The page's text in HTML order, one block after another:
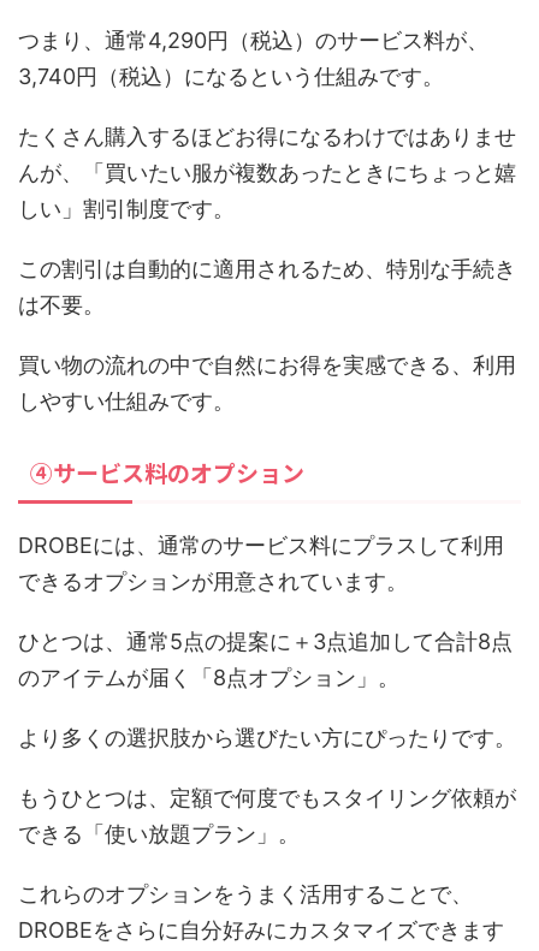
つまり、通常4,290円（税込）のサービス料が、
3,740円（税込）になるという仕組みです。
たくさん購入するほどお得になるわけではありませ
んが、「買いたい服が複数あったときにちょっと嬉
しい」割引制度です。
この割引は自動的に適用されるため、特別な手続き
は不要。
買い物の流れの中で自然にお得を実感できる、利用
しやすい仕組みです。
④サービス料のオプション
DROBEには、通常のサービス料にプラスして利用
できるオプションが用意されています。
ひとつは、通常5点の提案に＋3点追加して合計8点
のアイテムが届く「8点オプション」。
より多くの選択肢から選びたい方にぴったりです。
もうひとつは、定額で何度でもスタイリング依頼が
できる「使い放題プラン」。
これらのオプションをうまく活用することで、
DROBEをさらに自分好みにカスタマイズできます